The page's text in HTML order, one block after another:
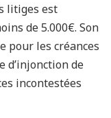
litiges est
de 5.000€. Son
pour les créances
d’injonction de
incontestées